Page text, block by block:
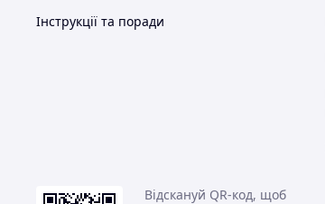
Інструкції та поради
Відскануй QR-код, щоб